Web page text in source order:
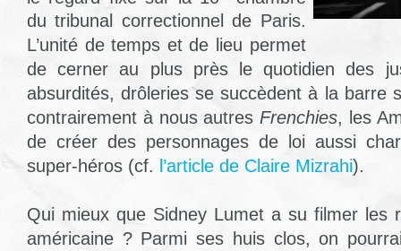
du tribunal correctionnel de Paris.
L’unité de temps et de lieu permet
de cerner au plus près le quotidien des
absurdités, drôleries se succèdent à la barre
contrairement à nous autres Frenchies, les
de créer des personnages de loi aussi
super-héros (cf. l’article de Claire Mizrahi).
Qui mieux que Sidney Lumet a su filmer les
américaine ? Parmi ses huis clos, on